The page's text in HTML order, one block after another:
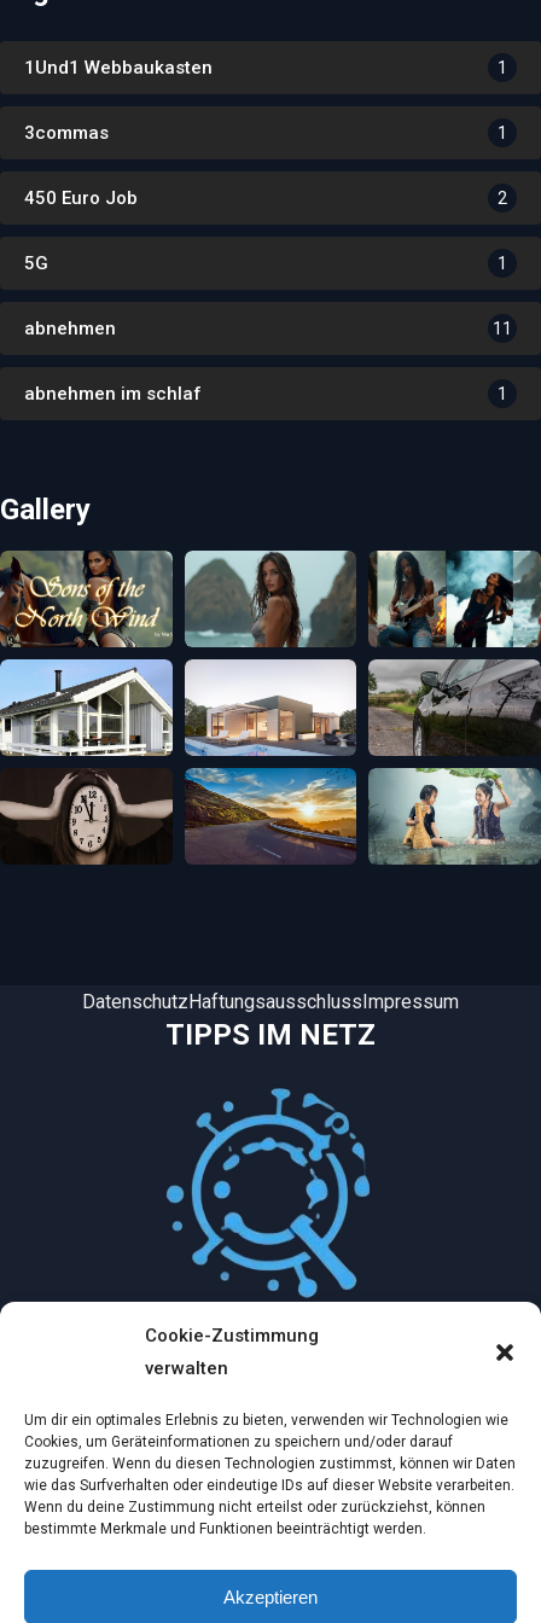
Cookie-Zustimmung
verwalten
Um dir ein optimales Erlebnis zu bieten, verwenden wir Technologien wie
Cookies, um Geräteinformationen zu speichern und/oder darauf
zuzugreifen. Wenn du diesen Technologien zustimmst, können wir Daten
wie das Surfverhalten oder eindeutige IDs auf dieser Website verarbeiten.
Wenn du deine Zustimmung nicht erteilst oder zurückziehst, können
bestimmte Merkmale und Funktionen beeinträchtigt werden.
Akzeptieren
1Und1 Webbaukasten 1
3commas 1
450 Euro Job 2
5G 1
abnehmen 11
abnehmen im schlaf 1
Gallery
TIPPS IM NETZ
DatenschutzHaftungsausschlussImpressum
Mythologische Abenteuer in der Welt der
Dez. 2, 2024
Ein virtueller Traum am wilden Strand